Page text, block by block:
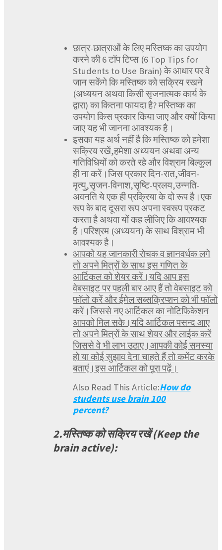
छात्र-छात्राओं के लिए मस्तिष्क का उपयोग
करने की 6 टॉप टिप्स (6 Top Tips for
Students to Use Brain) के आधार पर वे
जान सकेंगे कि मस्तिष्क को सक्रिय रखने
(अध्ययन अथवा किसी सृजनात्मक कार्य के
द्वारा) का कितना फायदा है? मस्तिष्क का
उपयोग किस प्रकार किया जाए और क्यों किया
जाए यह भी जानना आवश्यक है।
इसका यह अर्थ नहीं है कि मस्तिष्क को हमेशा
सक्रिय रखें,हमेशा अध्ययन अथवा अन्य
गतिविधियों को करते रहे और विश्राम बिल्कुल
ही ना करें।जिस प्रकार दिन-रात,जीवन-
मृत्यु,सृजन-विनाश,सृष्टि-प्रलय,उन्नति-
अवनति ये एक ही प्रक्रिया के दो रूप है।एक
रूप के बाद दूसरा रूप अपना स्वरूप प्रकट
करता है अथवा यों कह लीजिए कि आवश्यक
है।परिश्रम (अध्ययन) के साथ विश्राम भी
आवश्यक है।
आपको यह जानकारी रोचक व ज्ञानवर्धक लगे
तो अपने मित्रों के साथ इस गणित के
आर्टिकल को शेयर करें।यदि आप इस
वेबसाइट पर पहली बार आए हैं तो वेबसाइट को
फॉलो करें और ईमेल सब्सक्रिप्शन को भी फॉलो
करें।जिससे नए आर्टिकल का नोटिफिकेशन
आपको मिल सके।यदि आर्टिकल पसन्द आए
तो अपने मित्रों के साथ शेयर और लाईक करें
जिससे वे भी लाभ उठाए।आपकी कोई समस्या
हो या कोई सुझाव देना चाहते हैं तो कमेंट करके
बताएं।इस आर्टिकल को पूरा पढ़ें।
Also Read This Article:How do
students use brain 100
percent?
2.मस्तिष्क को सक्रिय रखें (Keep the
brain active):